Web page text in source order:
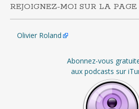
REJOIGNEZ-MOI SUR LA
Olivier Roland
Abonnez-vous
aux podcasts sur